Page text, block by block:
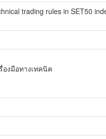
trading rules in SET50
งมือทางเทคนิค